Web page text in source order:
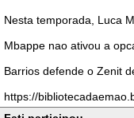
Nesta temporada, Luca
Mbappe nao ativou a
Barrios defende o Zenit
https://